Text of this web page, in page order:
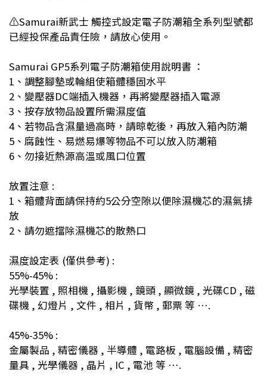
⚠️Samurai新武士 觸控式設定電子防潮箱全系列型號都
已經投保產品責任險，請放心使用。
Samurai GP5系列電子防潮箱使用說明書 ：
1 、調整腳墊或輪組使箱體穩固水平
2 、變壓器DC端插入機器，再將變壓器插入電源
3 、按存放物品設置所需濕度值
4、若物品含濕量過高時，請晾乾後，再放入箱內防潮
5 、腐蝕性、易燃易爆等物品不可以放入防潮箱
6 、勿接近熱源高溫或風口位置
放置注意 :
1 、箱體背面請保持約5公分空隙以便除濕機芯的濕氣排
放
2 、請勿遮擋除濕機芯的散熱口
濕度設定表 (僅供參考) :
55%-45% :
光學裝置 , 照相機 , 攝影機 , 鏡頭 , 顯微鏡 , 光碟CD , 磁
碟機 , 幻燈片 , 文件 , 相片 , 貨幣 , 郵票 等 ….
45%-35% :
金屬製品 , 精密儀器 , 半導體 , 電路板 , 電腦設備 , 精密
量具 , 光學儀器 , 晶片 , IC , 電池 等 ….